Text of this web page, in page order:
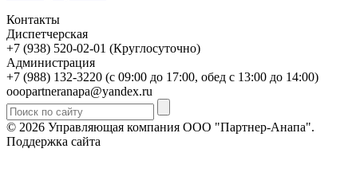
Контакты
Диспетчерская
+7 (938) 520-02-01 (Круглосуточно)
Администрация
+7 (988) 132-3220 (с 09:00 до 17:00, обед с 13:00 до 14:00)
ooopartneranapa@yandex.ru
© 2026 Управляющая компания ООО "Партнер-Анапа".
Поддержка сайта